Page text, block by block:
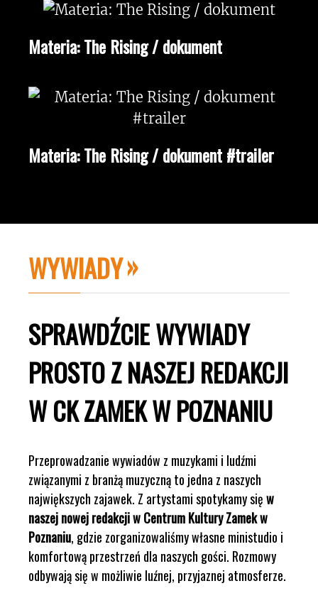
Materia: The Rising / dokument
Materia: The Rising / dokument #trailer
WYWIADY
SPRAWDŹCIE WYWIADY
PROSTO Z NASZEJ REDAKCJI
W CK ZAMEK W POZNANIU
Przeprowadzanie wywiadów z muzykami i ludźmi
związanymi z branżą muzyczną to jedna z naszych
największych zajawek. Z artystami spotykamy sięw
naszej nowej redakcji w Centrum Kultury Zamek w
Poznaniu, gdzie zorganizowaliśmy własne ministudio i
komfortową przestrzeń dla naszych gości. Rozmowy
odbywają się w możliwie luźnej, przyjaznej atmosferze.